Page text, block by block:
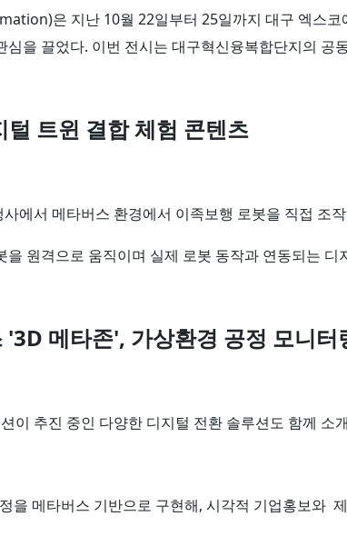
은 지난 10월 22일부터 25일까지 대구 엑스
심을 끌었다. 이번 전시는 대구혁신융복합단지의 공
털 트윈 결합 체험 콘텐츠
에서 메타버스 환경에서 이족보행 로봇을 직접 조
을 원격으로 움직이며 실제 로봇 동작과 연동되는
메타존', 가상환경 공정 모니
이 추진 중인 다양한 디지털 전환 솔루션도 함께 소
을 메타버스 기반으로 구현해, 시각적 기업홍보와